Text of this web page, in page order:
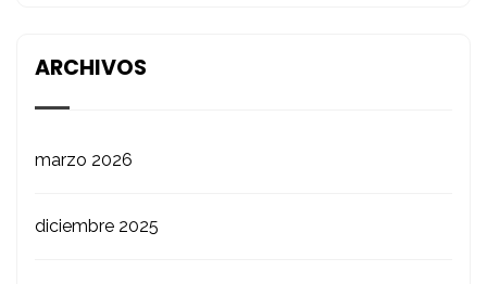
ARCHIVOS
marzo 2026
diciembre 2025